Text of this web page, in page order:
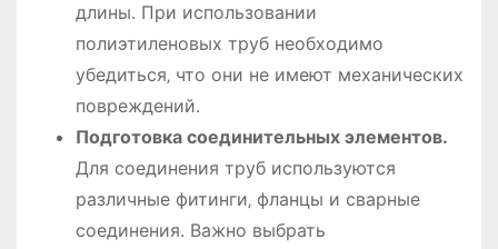
длины․ При использовании
полиэтиленовых труб необходимо
убедиться‚ что они не имеют механических
повреждений․
Подготовка соединительных элементов․
Для соединения труб используются
различные фитинги‚ фланцы и сварные
соединения․ Важно выбрать